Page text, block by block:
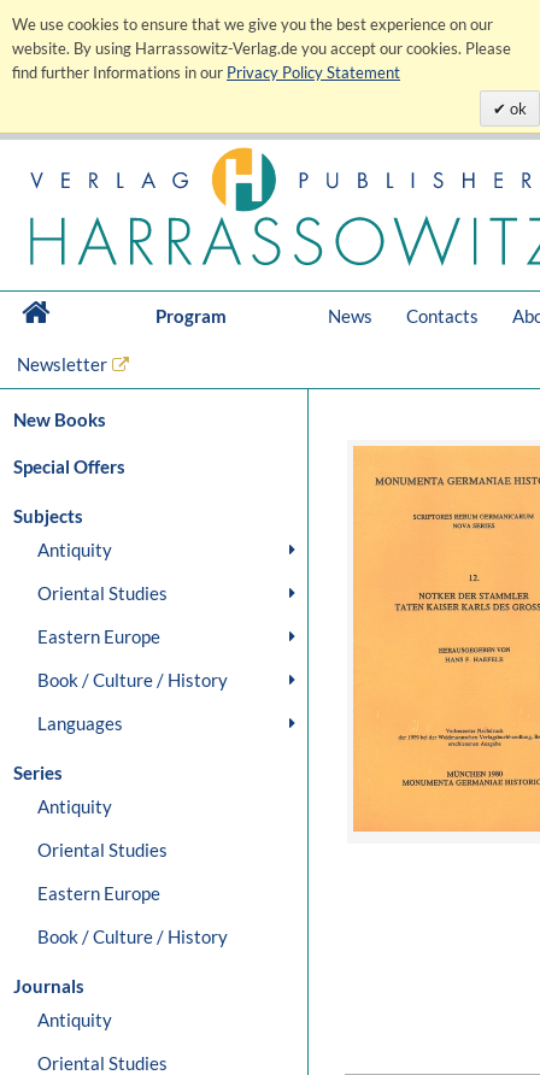
We use cookies to ensure that we give you the best experience on our
website. By using Harrassowitz-Verlag.de you accept our cookies. Please
find further Informations in our Privacy Policy Statement
ok
Program News Contacts
Newsletter
New Books
Special Offers
Subjects
Antiquity
Oriental Studies
Eastern Europe
Book / Culture / History
Languages
Series
Antiquity
Oriental Studies
Eastern Europe
Book / Culture / History
Journals
Antiquity
Oriental Studies